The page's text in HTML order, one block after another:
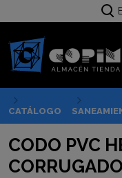
CATÁLOGO
CODO PVC